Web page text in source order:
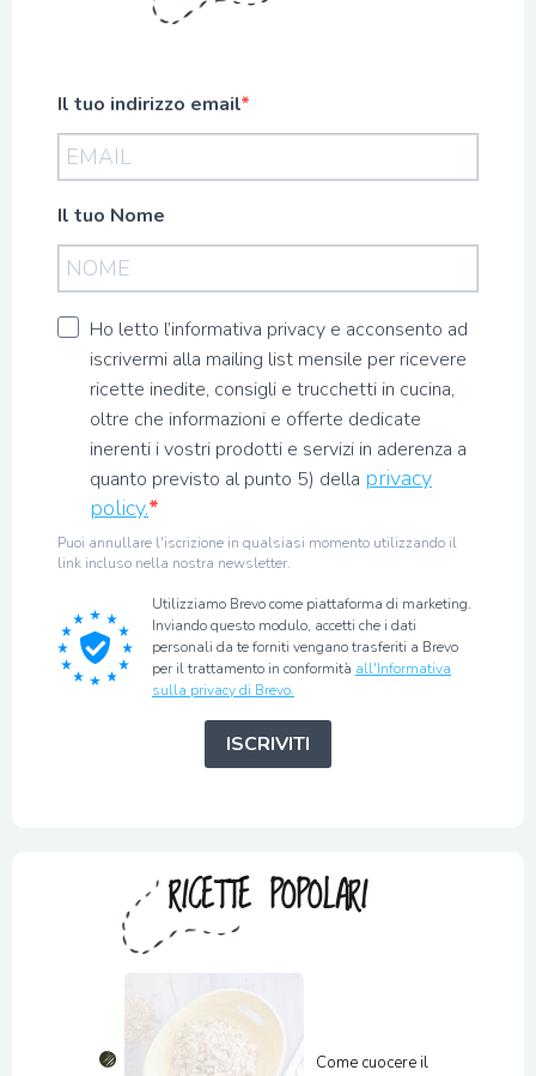
Il tuo indirizzo email
Il tuo Nome
Ho letto l’informativa privacy e acconsento ad
iscrivermi alla mailing list mensile per ricevere
ricette inedite, consigli e trucchetti in cucina,
oltre che informazioni e offerte dedicate
inerenti i vostri prodotti e servizi in aderenza a
quanto previsto al punto 5) della privacy
policy.
Puoi annullare l'iscrizione in qualsiasi momento utilizzando il
link incluso nella nostra newsletter.
Utilizziamo Brevo come piattaforma di marketing.
Inviando questo modulo, accetti che i dati
personali da te forniti vengano trasferiti a Brevo
per il trattamento in conformità all'Informativa
sulla privacy di Brevo.
ISCRIVITI
RICETTE POPOLARI
Come cuocere il